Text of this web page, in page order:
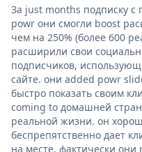
За just months подписку
powr они смогли boost
чем на 250% (более 600
расширили свои
подписчиков,
сайте. они added powr
быстро показать своим
coming to домашней
реальной жизни. он
беспрепятственно дает
на месте. фактически они